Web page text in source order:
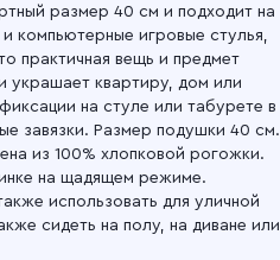
размер 40 см и подходит на
компьютерные игровые стулья,
практичная вещь и предмет
украшает квартиру, дом или
на стуле или табурете в
завязки. Размер подушки 40 см.
из 100% хлопковой рогожки.
на щадящем режиме.
использовать для уличной
сидеть на полу, на диване или